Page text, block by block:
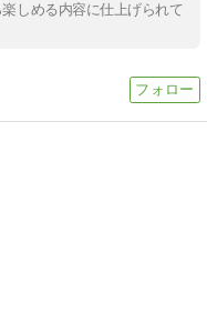
しめる内容に仕上げられて